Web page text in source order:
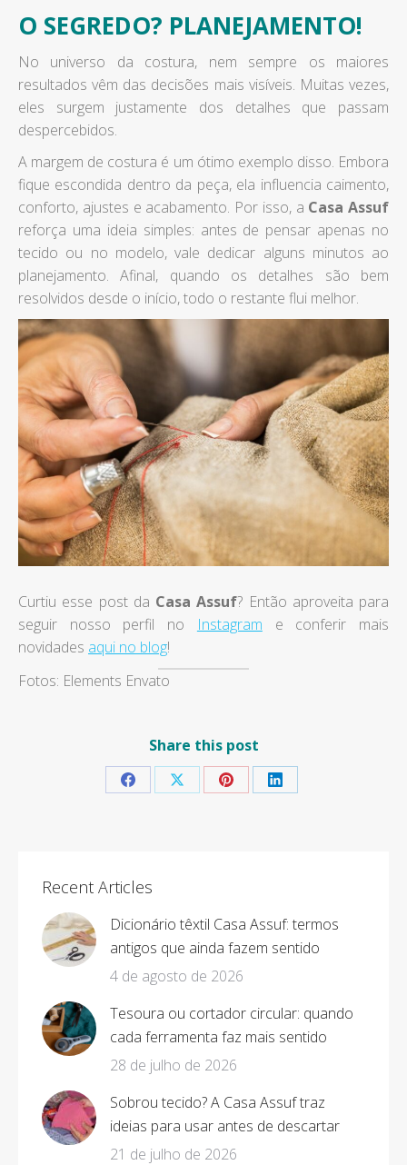
O SEGREDO? PLANEJAMENTO!
No universo da costura, nem sempre os maiores
resultados vêm das decisões mais visíveis. Muitas vezes,
eles surgem justamente dos detalhes que passam
despercebidos.
A margem de costura é um ótimo exemplo disso. Embora
fique escondida dentro da peça, ela influencia caimento,
conforto, ajustes e acabamento. Por isso, a Casa Assuf
reforça uma ideia simples: antes de pensar apenas no
tecido ou no modelo, vale dedicar alguns minutos ao
planejamento. Afinal, quando os detalhes são bem
resolvidos desde o início, todo o restante flui melhor.
Curtiu esse post da Casa Assuf? Então aproveita para
seguir nosso perfil no Instagram e conferir mais
novidades aqui no blog!
Fotos: Elements Envato
Share this post
Share Share Share Share
Recent Articles
Dicionário têxtil Casa Assuf: termos
antigos que ainda fazem sentido
4 de agosto de 2026
Tesoura ou cortador circular: quando
cada ferramenta faz mais sentido
28 de julho de 2026
Sobrou tecido? A Casa Assuf traz
ideias para usar antes de descartar
21 de julho de 2026